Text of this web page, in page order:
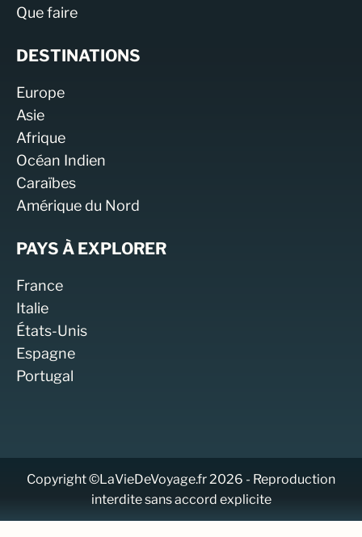
Que faire
DESTINATIONS
Europe
Asie
Afrique
Océan Indien
Caraïbes
Amérique du Nord
PAYS À EXPLORER
France
Italie
États-Unis
Espagne
Portugal
Copyright ©LaVieDeVoyage.fr 2026 - Reproduction
interdite sans accord explicite